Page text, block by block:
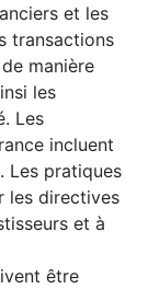
et les
transactions
manière
les
Les
incluent
Les pratiques
les directives
et à
être